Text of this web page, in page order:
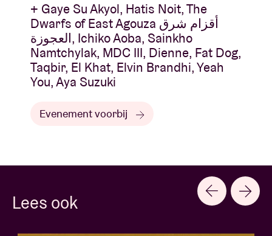
+ Gaye Su Akyol, Hatis Noit, The
Dwarfs of East Agouza أقزام شرق
العجوزة, Ichiko Aoba, Sainkho
Namtchylak, MDC III, Dienne, Fat Dog,
Taqbir, El Khat, Elvin Brandhi, Yeah
You, Aya Suzuki
Evenement voorbij
Lees ook